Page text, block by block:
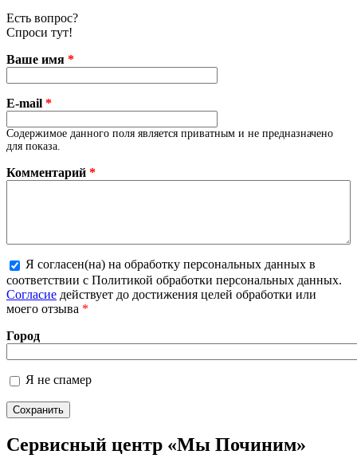
Есть вопрос?
Спроси тут!
Ваше имя *
E-mail *
Содержимое данного поля является приватным и не предназначено
для показа.
Комментарий *
Более подробная информация о текстовых
форматах
Я согласен(на) на обработку персональных данных в
соответствии с Политикой обработки персональных данных.
Согласие действует до достижения целей обработки или
моего отзыва *
Город
Я не спамер
Я спамер
Сервисный центр «Мы Починим»